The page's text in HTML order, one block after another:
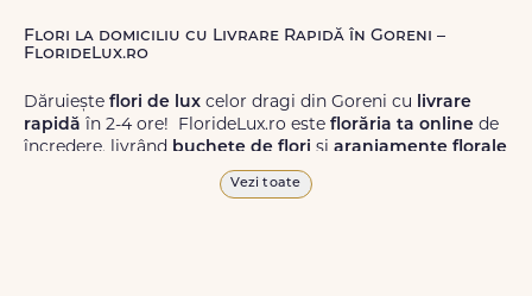
Flori la domiciliu cu Livrare Rapidă în Goreni –
FlorideLux.ro
Dăruiește flori de lux celor dragi din Goreni cu livrare
rapidă în 2-4 ore! FlorideLux.ro este florăria ta online de
încredere, livrând buchete de flori și aranjamente florale
de calitate superioară în Goreni și în toată România.
Vezi toate